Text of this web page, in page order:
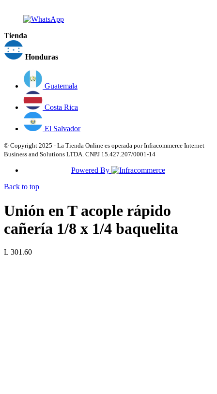
Tienda
Honduras
Guatemala
Costa Rica
El Salvador
© Copyright 2025 - La Tienda Online es operada por Infracommerce Internet
Business and Solutions LTDA. CNPJ 15.427.207/0001-14
Powered By
Back to top
Unión en T acople rápido
cañería 1/8 x 1/4 baquelita
L 301.60